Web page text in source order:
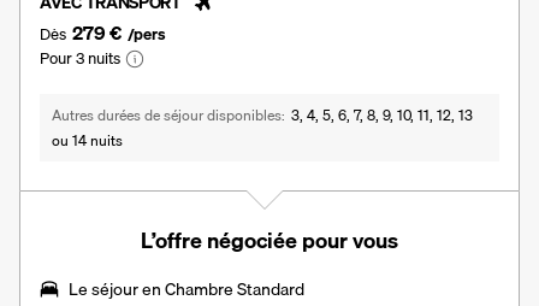
Dès 279 € /pers
Pour 3 nuits
Autres durées de séjour disponibles 3, 4, 5, 6, 7, 8, 9, 10, 11, 12, 13
ou 14 nuits
L’offre négociée pour vous
Le séjour enChambre Standard